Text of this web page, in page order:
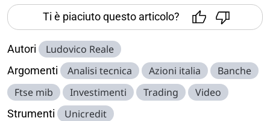
Ti è piaciuto questo articolo?
Autori Ludovico Reale
Argomenti Analisi tecnica Azioni italia
Banche
Ftse mib
Investimenti Trading Video
Strumenti
Unicredit